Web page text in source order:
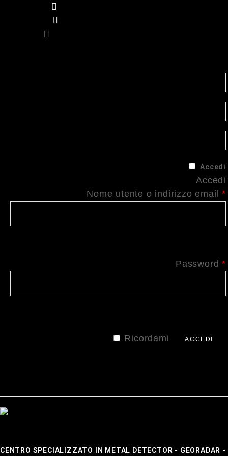
Accedi
Accedi
Nome utente o indirizzo email*
Password*
Ricordami ACCEDI
CENTRO SPECIALIZZATO IN METAL DETECTOR - GEORADAR -